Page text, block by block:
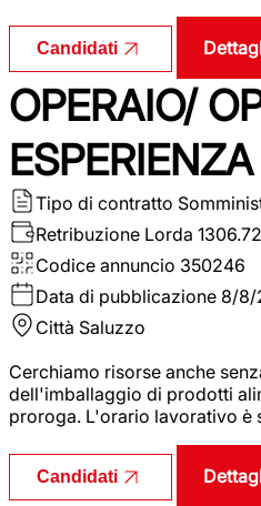
Candidati
OPERAIO/
ESPERIENZA
Tipo di contratto
Retribuzione Lorda
Codice annuncio 350246
Data di pubblicazione 8/8/
Città Saluzzo
Cerchiamo risorse anche
dell'imballaggio di prodotti
proroga. L'orario lavorativo è
Candidati